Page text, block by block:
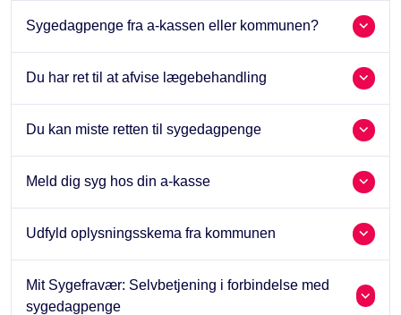
Sygedagpenge fra a-kassen eller kommunen?
Du har ret til at afvise lægebehandling
Du kan miste retten til sygedagpenge
Meld dig syg hos din a-kasse
Udfyld oplysningsskema fra kommunen
Mit Sygefravær: Selvbetjening i forbindelse med
sygedagpenge